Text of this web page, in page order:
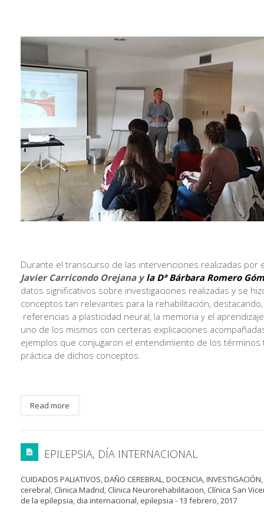
Durante el transcurso de las intervenciones realizadas
Javier Carricondo Orejana yla Dª Bárbara Romero
datos significativos sobre investigaciones realizadas y se
conceptos tan relevantes para la rehabilitación,
referencias a plasticidad neural, la memoria y el
uno de los mismos con certeras explicaciones
ejemplos que conjugaron el entendimiento de los términos
práctica de dichos conceptos.
Read more
EPILEPSIA, DÍA INTERNACIONAL
CUIDADOS PALIATIVOS,DAÑO CEREBRAL,DOCENCIA,INVESTIGACIÓN,
cerebral, Clinica Madrid, Clinica Neurorehabilitacion, Clínica San
de la epilepsia, dia internacional, epilepsia - 13 febrero, 2017